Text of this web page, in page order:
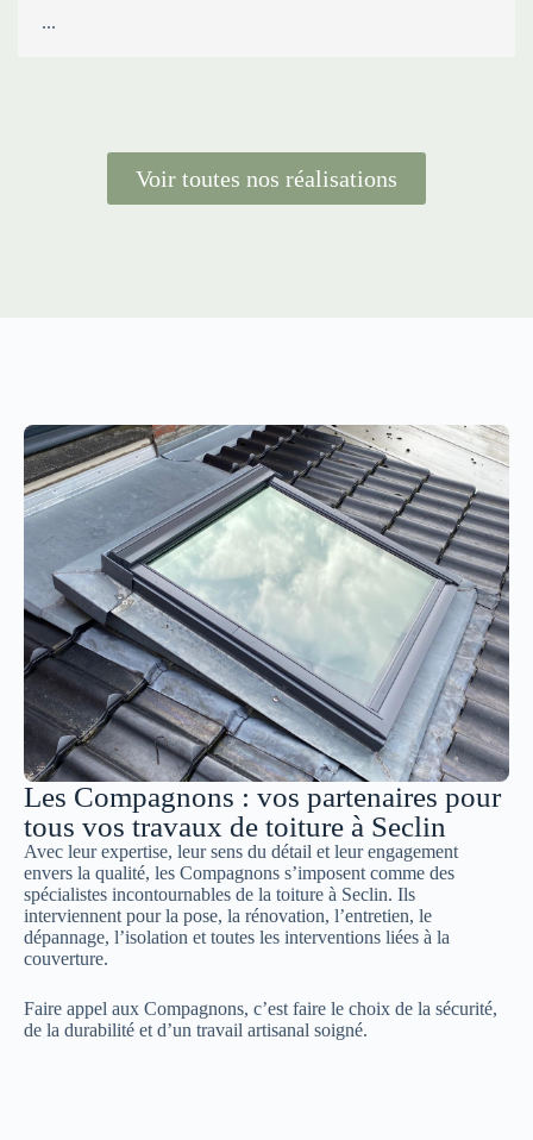
...
Voir toutes nos réalisations
Les Compagnons : vos partenaires pour
tous vos travaux de toiture à Seclin
Avec leur expertise, leur sens du détail et leur engagement
envers la qualité, les Compagnons s’imposent comme des
spécialistes incontournables de la toiture à Seclin. Ils
interviennent pour la pose, la rénovation, l’entretien, le
dépannage, l’isolation et toutes les interventions liées à la
couverture.
Faire appel aux Compagnons, c’est faire le choix de la sécurité,
de la durabilité et d’un travail artisanal soigné.